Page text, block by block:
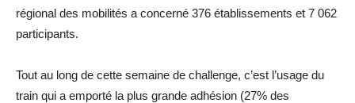
régional des mobilités a concerné 376 établissements et 7 062
participants.
Tout au long de cette semaine de challenge, c’est l’usage du
train qui a emporté la plus grande adhésion (27% des